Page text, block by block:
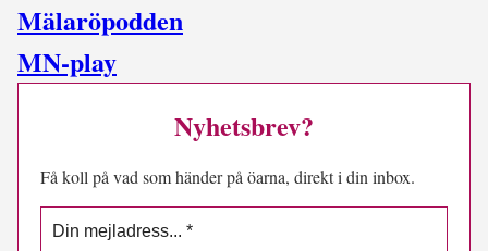
Mälaröpodden
MN-play
Nyhetsbrev?
Få koll på vad som händer på öarna, direkt i din inbox.